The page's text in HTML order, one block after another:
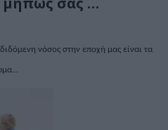
νόσος στην εποχή μας είναι τα